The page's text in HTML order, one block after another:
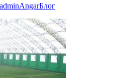
adminAngarБлог